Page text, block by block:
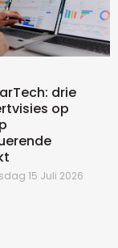
drie
op
15 Juli 2026